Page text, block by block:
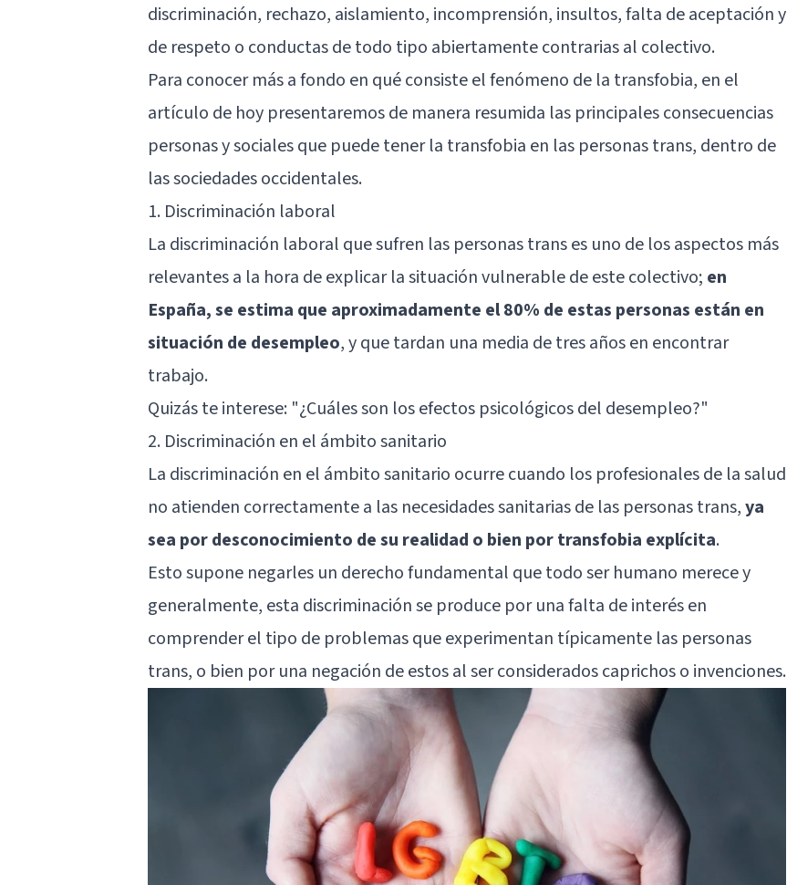
discriminación, rechazo, aislamiento, incomprensión, insultos, falta de aceptación y
de respeto o conductas de todo tipo abiertamente contrarias al colectivo.
Para conocer más a fondo en qué consiste el fenómeno de la transfobia, en el
artículo de hoy presentaremos de manera resumida las principales consecuencias
personas y sociales que puede tener la transfobia en las personas trans, dentro de
las sociedades occidentales.
1. Discriminación laboral
La discriminación laboral que sufren las personas trans es uno de los aspectos más
relevantes a la hora de explicar la situación vulnerable de este colectivo; en
España, se estima que aproximadamente el 80% de estas personas están en
situación de desempleo, y que tardan una media de tres años en encontrar
trabajo.
Quizás te interese: "¿Cuáles son los efectos psicológicos del desempleo?"
2. Discriminación en el ámbito sanitario
La discriminación en el ámbito sanitario ocurre cuando los profesionales de la salud
no atienden correctamente a las necesidades sanitarias de las personas trans,ya
sea por desconocimiento de su realidad o bien por transfobia explícita.
Esto supone negarles un derecho fundamental que todo ser humano merece y
generalmente, esta discriminación se produce por una falta de interés en
comprender el tipo de problemas que experimentan típicamente las personas
trans, o bien por una negación de estos al ser considerados caprichos o invenciones.